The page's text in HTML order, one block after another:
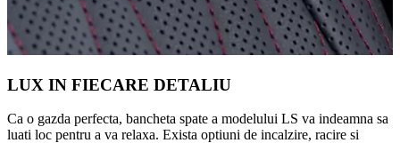
LUX IN FIECARE DETALIU
Ca o gazda perfecta, bancheta spate a modelului LS va indeamna sa
luati loc pentru a va relaxa. Exista optiuni de incalzire, racire si